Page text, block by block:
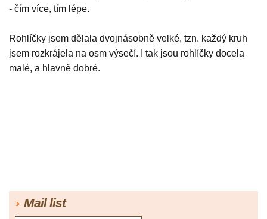
- čím více, tím lépe.
Rohlíčky jsem dělala dvojnásobně velké, tzn. každý kruh
jsem rozkrájela na osm výsečí. I tak jsou rohlíčky docela
malé, a hlavně dobré.
Mail list